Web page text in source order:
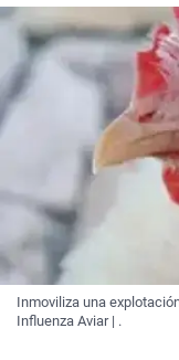
Inmoviliza una
Influenza Aviar | .